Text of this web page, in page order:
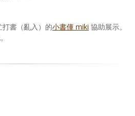
書（亂入）的小書僮 miki 協助展示。